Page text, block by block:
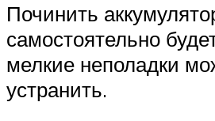
Починить
самостоятельно
мелкие неполадки
устранить.